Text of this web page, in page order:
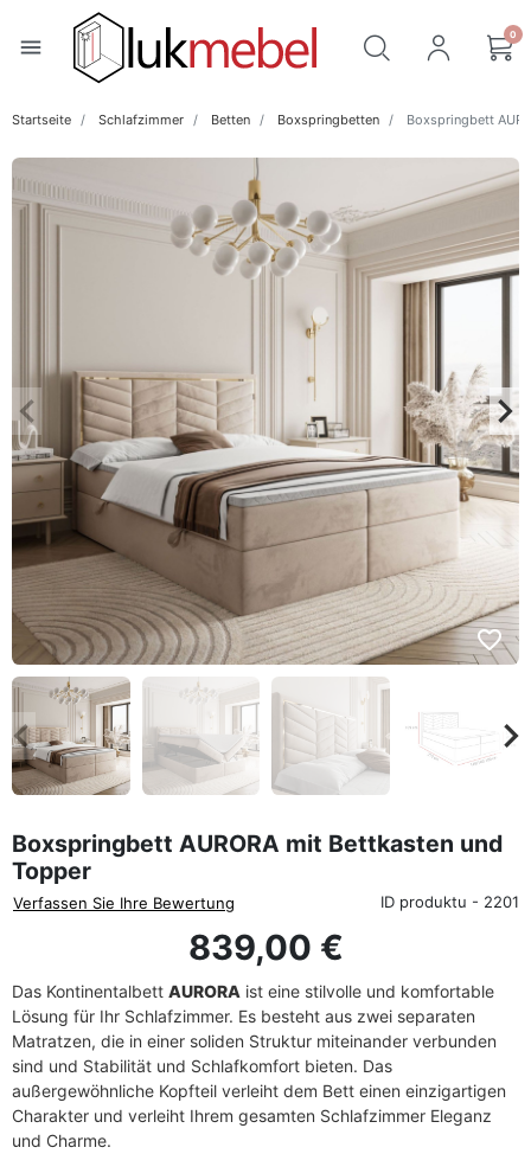
menu 0
Startseite Schlafzimmer Betten Boxspringbetten Boxspringbett
Zurück
keyboard_arrow_left keyboard_arrow_right
favorite_border
Zurück
Boxspringbett AURORA mit Bettkasten und
Topper
Verfassen Sie Ihre Bewertung ID produktu - 2201
839,00 €
Das Kontinentalbett AURORA ist eine stilvolle und komfortable
Lösung für Ihr Schlafzimmer. Es besteht aus zwei separaten
Matratzen, die in einer soliden Struktur miteinander verbunden
sind und Stabilität und Schlafkomfort bieten. Das
außergewöhnliche Kopfteil verleiht dem Bett einen einzigartigen
Charakter und verleiht Ihrem gesamten Schlafzimmer Eleganz
und Charme.